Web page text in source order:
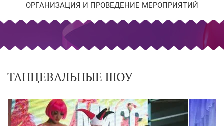
ОРГАНИЗАЦИЯ И ПРОВЕДЕНИЕ МЕРОПРИЯТИЙ
ТАНЦЕВАЛЬНЫЕ ШОУ